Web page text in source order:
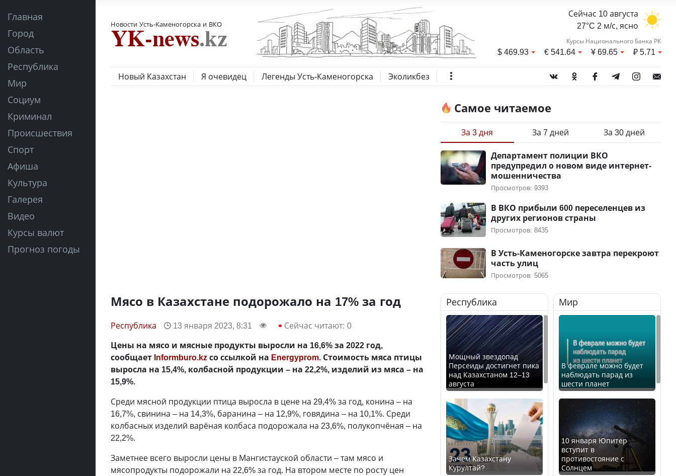
Главная
Город
Область
Республика
Мир
Социум
Криминал
Происшествия
Спорт
Афиша
Культура
Галерея
Видео
Курсы валют
Прогноз погоды
Новости Усть-Каменогорска и ВКО
Сейчас 10 августа
27°C 2 м/с, ясно
Курсы Национального Банка РК
$469.93 €541.64 ¥69.65 ₽5.71
Новый Казахстан Я очевидец Легенды Усть-Каменогорска Эколикбез
Мясо в Казахстане подорожало на 17% за год
Республика 13 января 2023, 8:31 Сейчас читают: 0
Цены на мясо и мясные продукты выросли на 16,6% за 2022 год,
сообщает Informburo.kzсо ссылкой на Energyprom. Стоимость мяса птицы
выросла на 15,4%, колбасной продукции – на 22,2%, изделий из мяса – на
15,9%.
Среди мясной продукции птица выросла в цене на 29,4% за год, конина – на
16,7%, свинина – на 14,3%, баранина – на 12,9%, говядина – на 10,1%. Среди
колбасных изделий варёная колбаса подорожала на 23,6%, полукопчёная – на
22,2%.
Заметнее всего выросли цены в Мангистауской области – там мясо и
мясопродукты подорожали на 22,6% за год. На втором месте по росту цен
Самое читаемое
За 3 дня За 7 дней За 30 дней
Департамент полиции ВКО
предупредил о новом виде интернет-
мошенничества
Просмотров: 9393
В ВКО прибыли 600 переселенцев из
других регионов страны
Просмотров: 8435
В Усть-Каменогорске завтра перекроют
часть улиц
Просмотров: 5065
Республика
Мощный звездопад
Персеиды достигнет пика
над Казахстаном 12–13
августа
Зачем Казахстану
Курултай?
Мир
В феврале можно будет
наблюдать парад из
шести планет
10 января Юпитер
вступит в
противостояние с
Солнцем